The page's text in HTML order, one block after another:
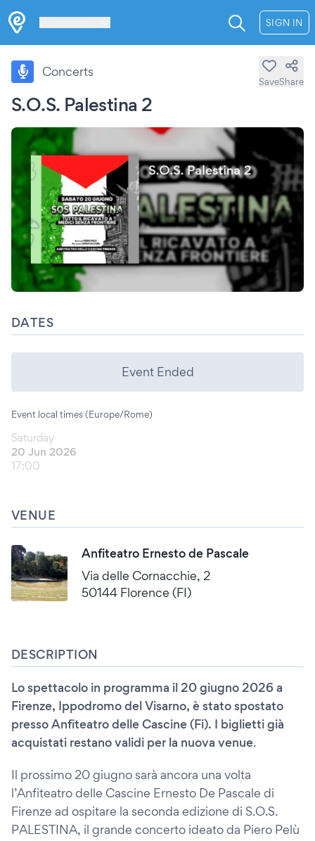
SIGN IN
S.O.S. Palestina 2
Concerts
SaveShare
DATES
Event Ended
Event local times (Europe/Rome)
Saturday
20 Jun 2026
17:00
VENUE
Anfiteatro Ernesto de Pascale
Via delle Cornacchie, 2
50144 Florence (FI)
DESCRIPTION
Lo spettacolo in programma il 20 giugno 2026 a
Firenze, Ippodromo del Visarno, è stato spostato
presso Anfiteatro delle Cascine (Fi). I biglietti già
acquistati restano validi per la nuova venue.
Il prossimo 20 giugno sarà ancora una volta
l’Anfiteatro delle Cascine Ernesto De Pascale di
Firenze ad ospitare la seconda edizione di S.O.S.
PALESTINA, il grande concerto ideato da Piero Pelù